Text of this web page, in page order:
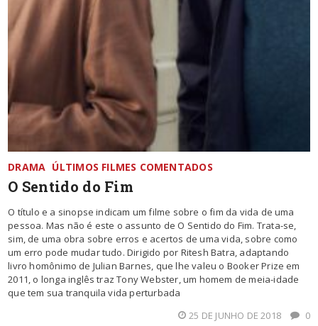
DRAMA ÚLTIMOS FILMES COMENTADOS
O Sentido do Fim
O título e a sinopse indicam um filme sobre o fim da vida de uma
pessoa. Mas não é este o assunto de O Sentido do Fim. Trata-se,
sim, de uma obra sobre erros e acertos de uma vida, sobre como
um erro pode mudar tudo. Dirigido por Ritesh Batra, adaptando
livro homônimo de Julian Barnes, que lhe valeu o Booker Prize em
2011, o longa inglês traz Tony Webster, um homem de meia-idade
que tem sua tranquila vida perturbada
25 DE JUNHO DE 2018
0